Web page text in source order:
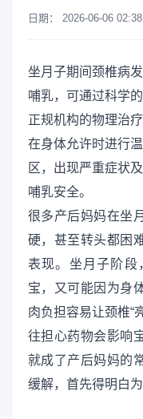
日期： 2026-06-06 02:38
坐月子期间颈椎病
哺乳，可通过科学
正规机构的物理治
在身体允许时进行
区，出现严重症状
哺乳安全。
很多产后妈妈在坐
硬，甚至转头都困
表现。坐月子阶段
宝，又可能因为身
肉负担容易让颈椎“
往担心药物会影响
就成了产后妈妈的
缓解，首先得明白为